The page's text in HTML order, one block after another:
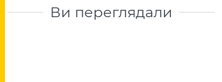
Ви переглядали